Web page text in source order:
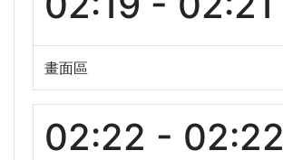
畫面區
02:22 - 02:22